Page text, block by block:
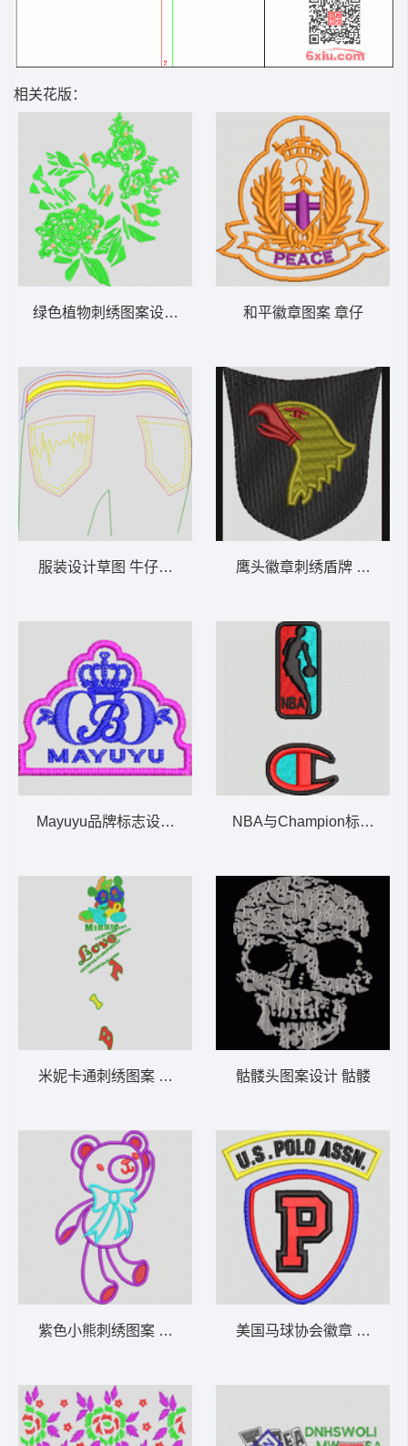
相关花版：
绿色植物刺绣图案设计 经典花
服装设计草图 牛仔裤抽象
Mayuyu品牌标志设计 皇冠章仔
米妮卡通刺绣图案 米奇和米妮
紫色小熊刺绣图案 小熊
和平徽章图案 章仔
鹰头徽章刺绣盾牌 鹰章仔
NBA与Champion标志刺绣
骷髅头图案设计 骷髅
美国马球协会徽章 字母